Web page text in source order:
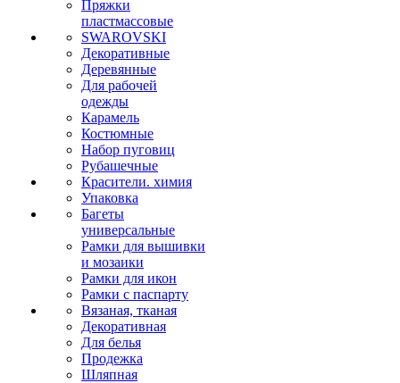
Пряжки
пластмассовые
SWAROVSKI
Декоративные
Деревянные
Для рабочей
одежды
Карамель
Костюмные
Набор пуговиц
Рубашечные
Красители. химия
Упаковка
Багеты
универсальные
Рамки для вышивки
и мозаики
Рамки для икон
Рамки с паспарту
Вязаная, тканая
Декоративная
Для белья
Продежка
Шляпная